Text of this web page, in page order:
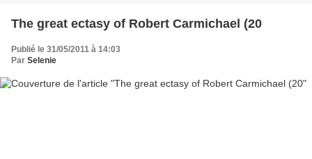
The great ectasy of Robert Carmichael (20
Publié le 31/05/2011 à 14:03
Par Selenie